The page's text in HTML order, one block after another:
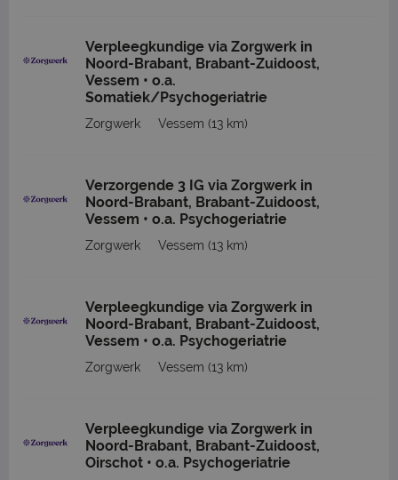
Verpleegkundige via Zorgwerk in
Noord-Brabant, Brabant-Zuidoost,
Vessem • o.a.
Somatiek/Psychogeriatrie
Zorgwerk Vessem (13 km)
Verzorgende 3 IG via Zorgwerk in
Noord-Brabant, Brabant-Zuidoost,
Vessem • o.a. Psychogeriatrie
Zorgwerk Vessem (13 km)
Verpleegkundige via Zorgwerk in
Noord-Brabant, Brabant-Zuidoost,
Vessem • o.a. Psychogeriatrie
Zorgwerk Vessem (13 km)
Verpleegkundige via Zorgwerk in
Noord-Brabant, Brabant-Zuidoost,
Oirschot • o.a. Psychogeriatrie